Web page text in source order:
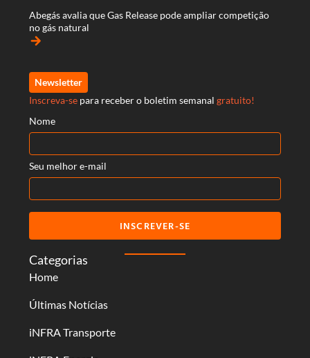
Categorias
Home
Últimas Notícias
iNFRA Transporte
Abegás avalia que Gas Release pode ampliar competição
no gás natural
arrow_forward
Newsletter
Inscreva-se para receber o boletim semanal gratuito!
Nome
Seu melhor e-mail
INSCREVER-SE